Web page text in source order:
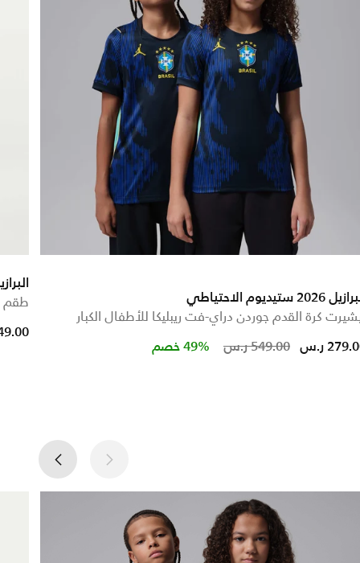
2026 ستيديوم الاحتياطي
كرة القدم جوردن دراي-فت ريبليكا للأطفال الكبار
Price reduced from
549.00 ر.س
to ر.س 49% خصم
البرازيل 2026
طقم كرة